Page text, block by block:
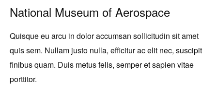
National Museum of Aerospace
Quisque eu arcu in dolor accumsan sollicitudin sit amet
quis sem. Nullam justo nulla, efficitur ac elit nec, suscipit
finibus quam. Duis metus felis, semper et sapien vitae
porttitor.